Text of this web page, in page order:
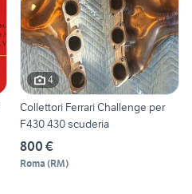
4
Collettori Ferrari Challenge per
F430 430 scuderia
800 €
Roma (RM)